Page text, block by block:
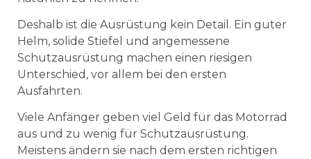
Deshalb ist die Ausrüstung kein Detail. Ein guter
Helm, solide Stiefel und angemessene
Schutzausrüstung machen einen riesigen
Unterschied, vor allem bei den ersten
Ausfahrten.
Viele Anfänger geben viel Geld für das Motorrad
aus und zu wenig für Schutzausrüstung.
Meistens ändern sie nach dem ersten richtigen